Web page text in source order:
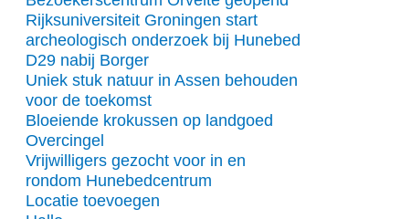
Rijksuniversiteit Groningen start
archeologisch onderzoek bij Hunebed
D29 nabij Borger
Uniek stuk natuur in Assen behouden
voor de toekomst
Bloeiende krokussen op landgoed
Overcingel
Vrijwilligers gezocht voor in en
rondom Hunebedcentrum
Locatie toevoegen